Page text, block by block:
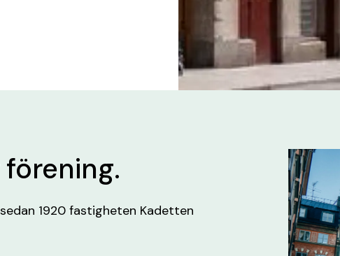
1920 fastigheten Kadetten